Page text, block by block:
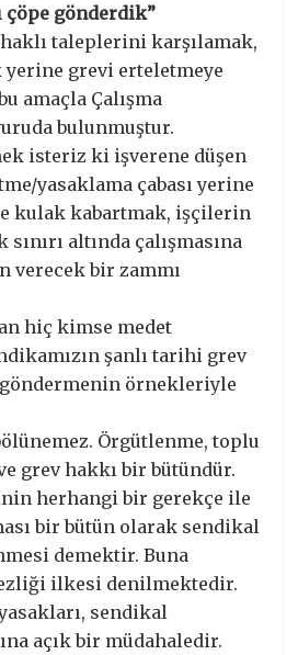
çöpe gönderdik”
taleplerini karşılamak,
yerine grevi erteletmeye
amaçla Çalışma
bulunmuştur.
isteriz ki işverene düşen
yasaklama çabası yerine
kulak kabartmak, işçilerin
altında çalışmasına
verecek bir zammı
hiç kimse medet
şanlı tarihi grev
göndermenin örnekleriyle
Örgütlenme, toplu
grev hakkı bir bütündür.
herhangi bir gerekçe ile
bir bütün olarak sendikal
demektir. Buna
ilkesi denilmektedir.
sendikal
açık bir müdahaledir.